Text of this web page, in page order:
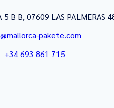
5 B B, 07609 LAS PALMERAS
pakete.com
+34 693 861 715